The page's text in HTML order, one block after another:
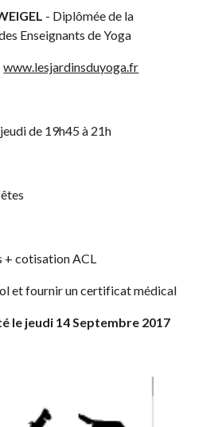
- Diplômée de la
Enseignants de Yoga
www.lesjardinsduyoga.fr
jeudi de 19h45 à 21h
fêtes
+ cotisation ACL
et fournir un certificat médical
le jeudi 14 Septembre 2017